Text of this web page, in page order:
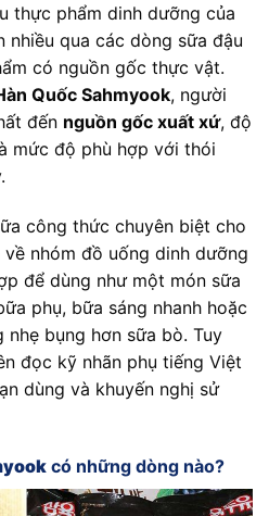
thực phẩm dinh dưỡng của
nhiều qua các dòng sữa đậu
có nguồn gốc thực vật.
Quốc Sahmyook, người
đến nguồn gốc xuất xứ, độ
mức độ phù hợp với thói
công thức chuyên biệt cho
nhóm đồ uống dinh dưỡng
để dùng như một món sữa
phụ, bữa sáng nhanh hoặc
bụng hơn sữa bò. Tuy
đọc kỹ nhãn phụ tiếng Việt
dùng và khuyến nghị sử
có những dòng nào?